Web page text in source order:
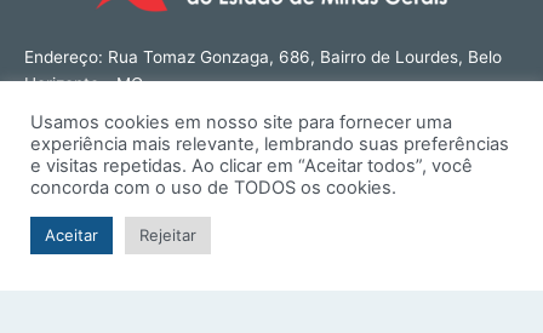
Endereço: Rua Tomaz Gonzaga, 686, Bairro de Lourdes, Belo
Horizonte - MG
Tel: (31) 3274-1566
Contato: ouvidoria@tjmmg.jus.br
Funcionamento: Segunda a Sexta, das 8h às 18h
Usamos cookies em nosso site para fornecer uma
experiência mais relevante, lembrando suas preferências
e visitas repetidas. Ao clicar em “Aceitar todos”, você
concorda com o uso de TODOS os cookies.
Aceitar Rejeitar